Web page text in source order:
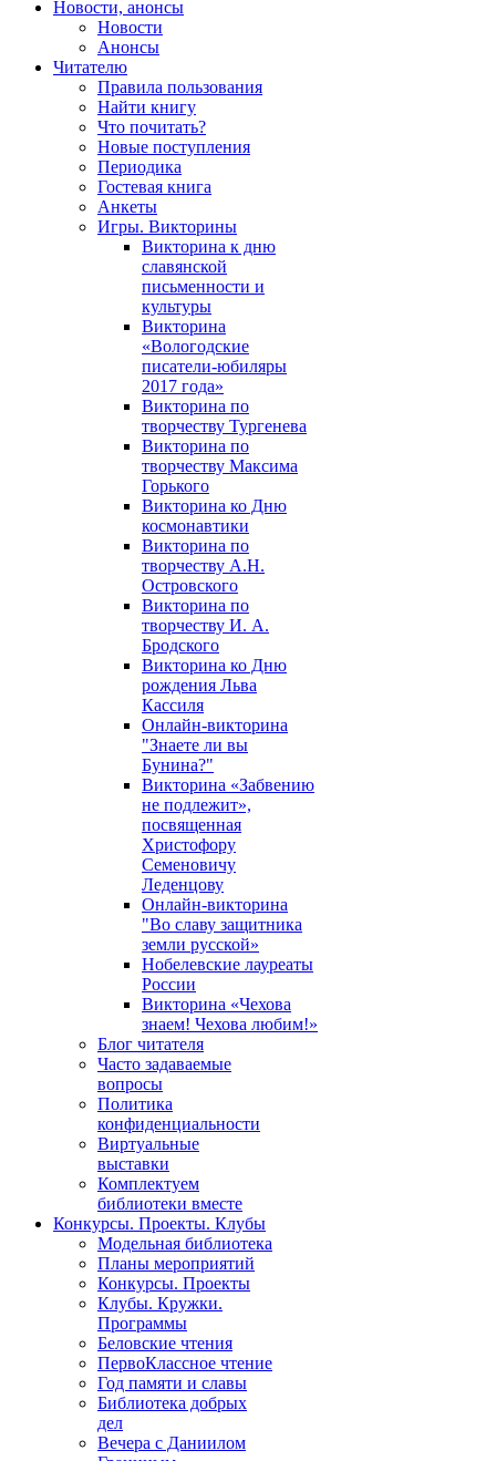
Новости, анонсы
Новости
Анонсы
Читателю
Правила пользования
Найти книгу
Что почитать?
Новые поступления
Периодика
Гостевая книга
Анкеты
Игры. Викторины
Викторина к дню
славянской
письменности и
культуры
Викторина
«Вологодские
писатели-юбиляры
2017 года»
Викторина по
творчеству Тургенева
Викторина по
творчеству Максима
Горького
Викторина ко Дню
космонавтики
Викторина по
творчеству А.Н.
Островского
Викторина по
творчеству И. А.
Бродского
Викторина ко Дню
рождения Льва
Кассиля
Онлайн-викторина
"Знаете ли вы
Бунина?"
Викторина «Забвению
не подлежит»,
посвященная
Христофору
Семеновичу
Леденцову
Онлайн-викторина
"Во славу защитника
земли русской»
Нобелевские лауреаты
России
Викторина «Чехова
знаем! Чехова любим!»
Блог читателя
Часто задаваемые
вопросы
Политика
конфиденциальности
Виртуальные
выставки
Комплектуем
библиотеки вместе
Конкурсы. Проекты. Клубы
Модельная библиотека
Планы мероприятий
Конкурсы. Проекты
Клубы. Кружки.
Программы
Беловские чтения
ПервоКлассное чтение
Год памяти и славы
Библиотека добрых
дел
Вечера с Даниилом